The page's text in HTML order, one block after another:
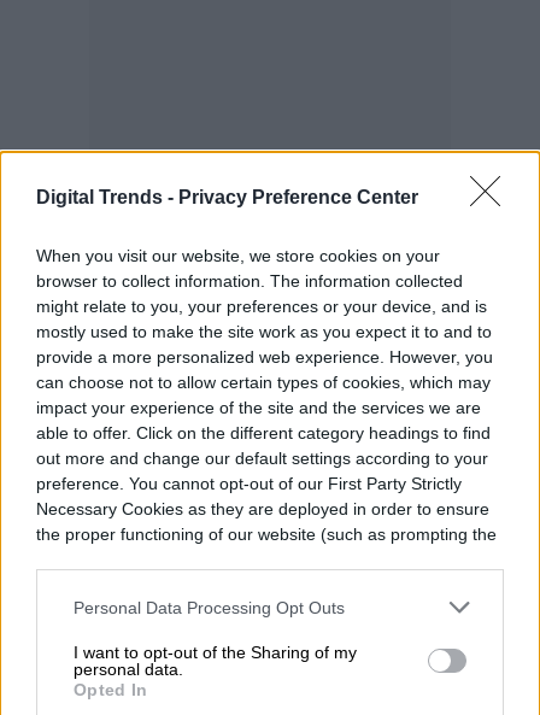
Digital Trends - Privacy Preference Center
When you visit our website, we store cookies on your
browser to collect information. The information collected
might relate to you, your preferences or your device, and is
mostly used to make the site work as you expect it to and to
provide a more personalized web experience. However, you
can choose not to allow certain types of cookies, which may
impact your experience of the site and the services we are
able to offer. Click on the different category headings to find
out more and change our default settings according to your
preference. You cannot opt-out of our First Party Strictly
Necessary Cookies as they are deployed in order to ensure
the proper functioning of our website (such as prompting the
Personal Data Processing Opt Outs
I want to opt-out of the Sharing of my
personal data.
Opted In
A pesar de su asistencia directa durante
las sesiones de juego, ChatGPT no pudo
reunir la inteligencia para vencer al
oponente «principiante» de Atari Chess y
LinkedIn.